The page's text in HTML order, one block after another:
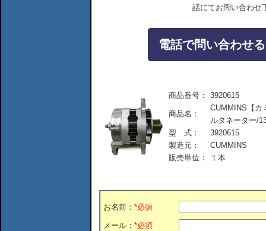
話にてお問い合わせ
電話で問い合わせ
商品番号： 3920615
商品名：
CUMMINS【カ
ルタネーター/
型 式：
3920615
製造元：
CUMMINS
販売単位：
１本
お名前： *必須
メール： *必須